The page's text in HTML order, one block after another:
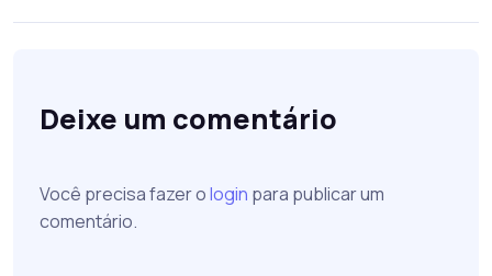
Deixe um comentário
Você precisa fazer ologin para publicar um
comentário.